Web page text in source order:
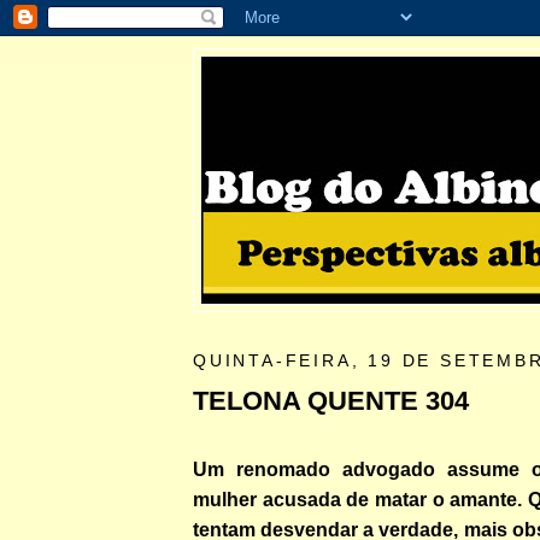
QUINTA-FEIRA, 19 DE
TELONA QUENTE 304
Um renomado advogado assume
mulher acusada de matar o amante.
tentam desvendar a verdade, mais